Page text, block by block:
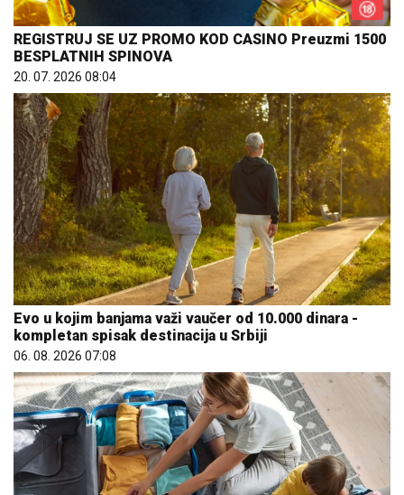
BESPLATNIH SPINOVA
20. 07. 2026 08:04
Evo u kojim banjama važi vaučer od 10.000 dinara -
kompletan spisak destinacija u Srbiji
06. 08. 2026 07:08